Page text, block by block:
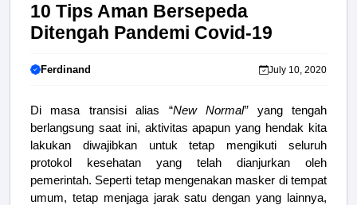
10 Tips Aman Bersepeda
Ditengah Pandemi Covid-19
Ferdinand July 10, 2020
Di masa transisi alias “New Normal”yang tengah
berlangsung saat ini, aktivitas apapun yang hendak kita
lakukan diwajibkan untuk tetap mengikuti seluruh
protokol kesehatan yang telah dianjurkan oleh
pemerintah. Seperti tetap mengenakan masker di tempat
umum, tetap menjaga jarak satu dengan yang lainnya,